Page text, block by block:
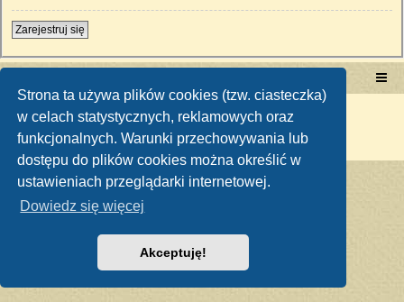
Strona ta używa plików cookies (tzw. ciasteczka)
w celach statystycznych, reklamowych oraz
funkcjonalnych. Warunki przechowywania lub
dostępu do plików cookies można określić w
ustawieniach przeglądarki internetowej.
Dowiedz się więcej
Akceptuję!
Zarejestruj się
Technologię dostarcza phpBB ® Forum Software © phpBB Limited
Polski pakiet językowy dostarcza
Zasady ochrony danych osobowych|Regulamin